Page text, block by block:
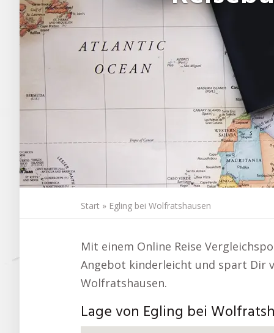
Start » Egling bei Wolfratshausen
Mit einem Online Reise
Angebot kinderleicht und spart Dir
Wolfratshausen.
Lage von Egling bei